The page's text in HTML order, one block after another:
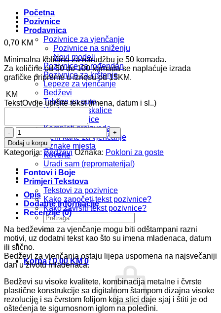
Početna
Pozivnice
Prodavnica
Pozivnice za vjenčanje
Pozivnice na sniženju
Novi modeli
Pozivnice za rođendan
Pozivnice za krštenje
Lepeze za vjenčanje
Bedževi
Tablice za auto
Kartice za prskalice
Foto zahvalnice
Kompleti proizvoda
Meni karte za vjenčanje
Oznake mjesta
Koverte
Uradi sam (repromaterijal)
Fontovi i Boje
Primjeri Tekstova
Tekstovi za pozivnice
Kako započeti tekst pozivnice?
Kako završiti tekst pozivnice?
Pretraži:
Korpa /0,00KM 0
0,70 KM
Minimalna količina za narudžbu je 50 komada.
Za količine od 50 do 100 komada se naplaćuje izrada
grafičke pripreme u iznosu od 15KM.
KM
TekstOvdje upišite tekst (imena, datum i sl..)
Bedž
b197
količina
Dodaj u korpu
Kategorija:Bedževi Oznaka: Pokloni za goste
Opis
Dodatne informacije
Recenzije (0)
Na bedževima za vjenčanje mogu biti odštampani razni
motivi, uz dodatni tekst kao što su imena mladenaca, datum
ili slično.
Bedževi za vjenčanja ostaju lijepa uspomena na najsvečaniji
dan u životu mladenaca.
Bedževi su visoke kvalitete, kombinacija metalne i čvrste
plastične konstrukcije sa digitalnom štampom dizajna visoke
rezolucije i sa čvrstom folijom koja slici daje sjaj i štiti je od
oštećenja te sigurnosnom iglom na poleđini.